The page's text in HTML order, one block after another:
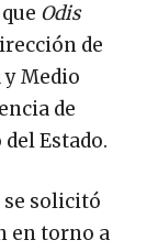
que Odis
de
Medio
de
Estado.
se solicitó
en torno a